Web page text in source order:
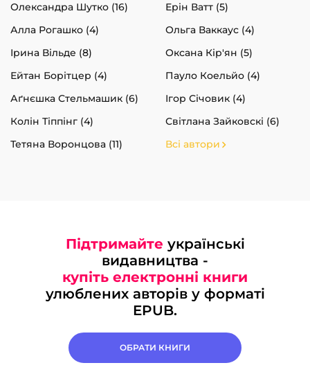
Олександра Шутко (16)
Ерін Ватт (5)
Алла Рогашко (4)
Ольга Ваккаус (4)
Ірина Вільде (8)
Оксана Кір'ян (5)
Ейтан Борітцер (4)
Пауло Коельйо (4)
Аґнєшка Стельмашик (6)
Ігор Січовик (4)
Колін Тіппінг (4)
Світлана Зайковскі (6)
Тетяна Воронцова (11)
Всі автори
Підтримайте українські
видавництва -
купіть електронні книги
улюблених авторів у форматі
EPUB.
ОБРАТИ КНИГИ